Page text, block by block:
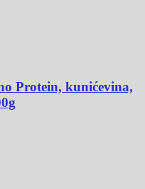
Protein, kunićevina,